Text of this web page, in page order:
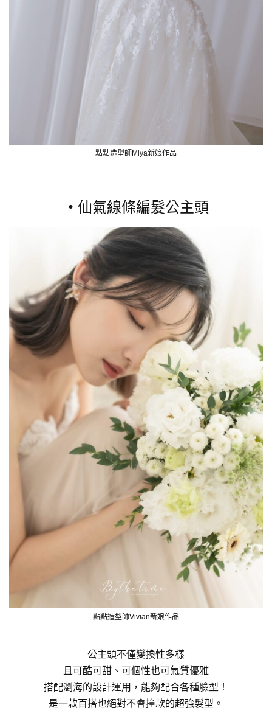
點點造型師Miya新娘作品
・ 仙氣線條編髮公主頭
點點造型師Vivian新娘作品
公主頭不僅變換性多樣
且可酷可甜、可個性也可氣質優雅
搭配瀏海的設計運用，能夠配合各種臉型！
是一款百搭也絕對不會撞款的超強髮型。